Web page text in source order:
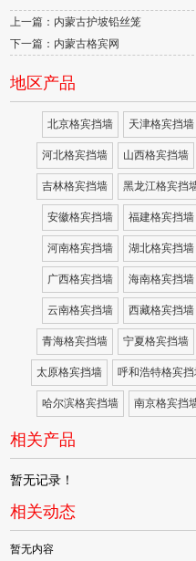
上一篇：内蒙古护坡铅丝笼
下一篇：内蒙古格宾网
地区产品
北京格宾挡墙 天津格宾挡墙
河北格宾挡墙 山西格宾挡墙
吉林格宾挡墙 黑龙江格宾挡
安徽格宾挡墙 福建格宾挡墙
河南格宾挡墙 湖北格宾挡墙
广西格宾挡墙 海南格宾挡墙
云南格宾挡墙 西藏格宾挡墙
青海格宾挡墙 宁夏格宾挡墙
太原格宾挡墙 呼和浩特格宾
哈尔滨格宾挡墙 南京格宾挡
相关产品
暂无记录！
相关动态
暂无内容